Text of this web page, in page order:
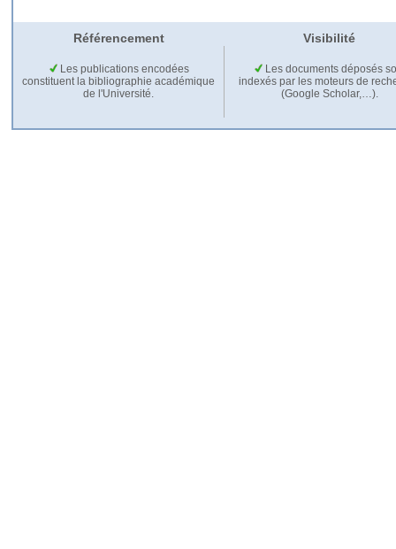
Référencement Visibilité
Les publications encodées
constituent la bibliographie académique
de l'Université.
Les documents déposés
indexés par les moteurs de
(Google Scholar,…).